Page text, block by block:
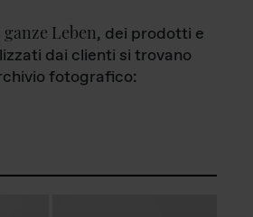
ganze Leben, dei prodotti e
dai clienti si trovano
fotografico: